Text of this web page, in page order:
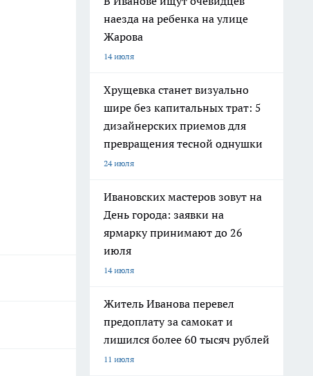
наезда на ребенка на улице
Жарова
14 июля
Хрущевка станет визуально
шире без капитальных трат: 5
дизайнерских приемов для
превращения тесной однушки
24 июля
Ивановских мастеров зовут на
День города: заявки на
ярмарку принимают до 26
июля
14 июля
Житель Иванова перевел
предоплату за самокат и
лишился более 60 тысяч рублей
11 июля